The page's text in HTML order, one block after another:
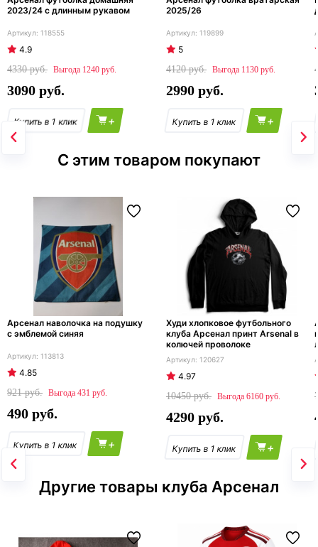
2023/24 с длинным рукавом
118555
4.9
4330
1240
3090
+
2025/26
119899
5
4120
1130
2990
+
С этим товаром покупают
Арсенал наволочка на подушку
с эмблемой синяя
113813
4.85
921
431
490
+
Худи хлопковое футбольного
клуба Арсенал принт Arsenal в
колючей проволоке
120627
4.97
10450
6160
4290
+
Другие товары клуба Арсенал